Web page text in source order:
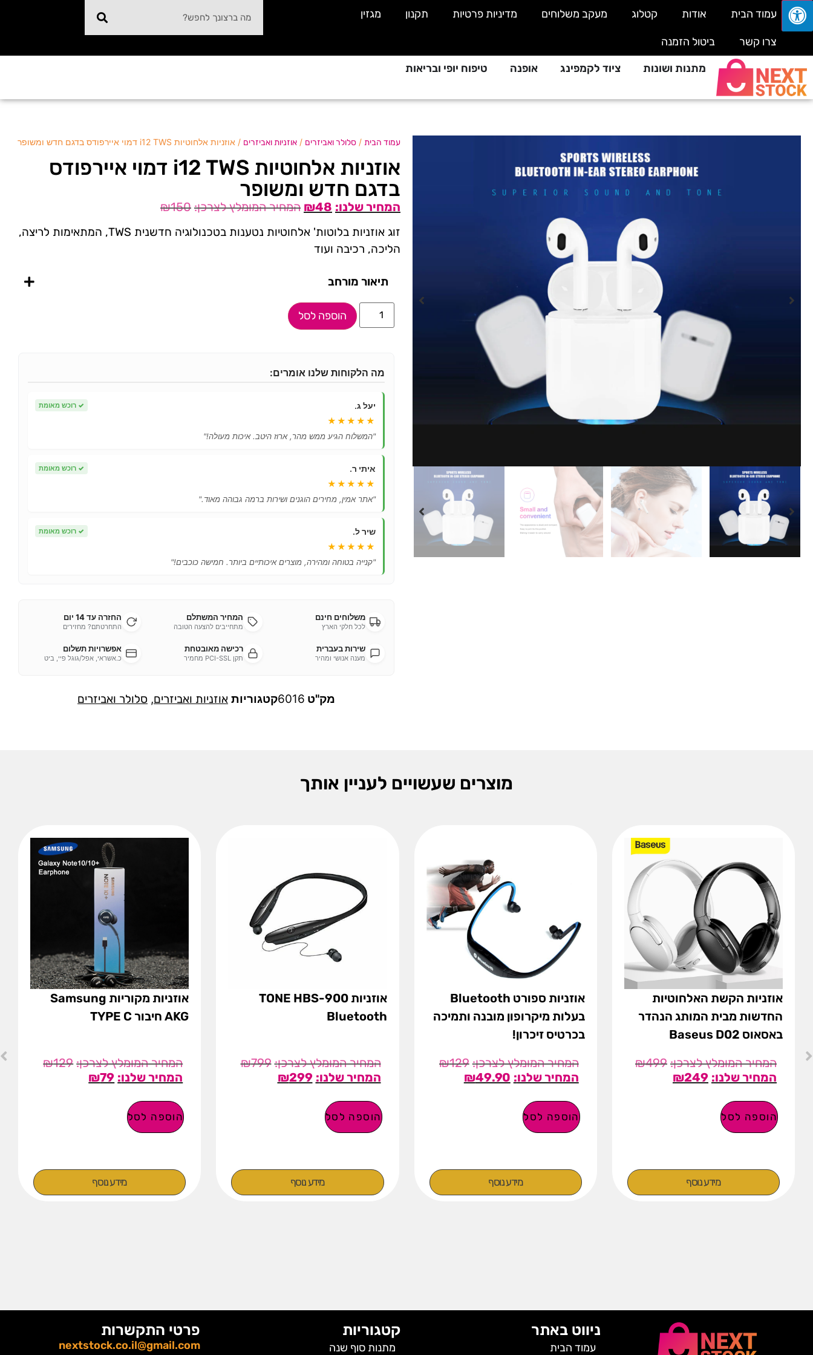
עמוד הבית אודות קטלוג מעקב משלוחים מדיניות פרטיות תקנון מגזין
צרו קשר
ביטול הזמנה
מתנות ושונות
ציוד לקמפינג אופנה טיפוח יופי ובריאות
עמוד הבית / סלולר ואביזרים / אוזניות ואביזרים / אוזניות אלחוטיות i12 TWS דמוי איירפודס בדגם חדש ומשופר
אוזניות אלחוטיות i12 TWS דמוי איירפודס
בדגם חדש ומשופר
₪150 ₪48
זוג אוזניות בלוטות' אלחוטיות נטענות בטכנולוגיה חדשנית TWS, המתאימות לריצה,
הליכה, רכיבה ועוד
תיאור מורחב
הוספה לסל
מה הלקוחות שלנו אומרים:
יעל ג. ✓ רוכש מאומת
★★★★★
"המשלוח הגיע ממש מהר, ארוז היטב. איכות מעולה!"
איתי ר. ✓ רוכש מאומת
★★★★★
"אתר אמין, מחירים הוגנים ושירות ברמה גבוהה מאוד."
שיר ל. ✓ רוכש מאומת
★★★★★
"קנייה בטוחה ומהירה, מוצרים איכותיים ביותר. חמישה כוכבים!"
משלוחים חינם
לכל חלקי הארץ
המחיר המשתלם
מתחייבים להצעה הטובה
החזרה עד 14 יום
התחרטתם? מחזירים
שירות בעברית
מענה אנושי ומהיר
רכישה מאובטחת
תקן PCI-SSL מחמיר
אפשרויות תשלום
כ.אשראי, אפל/גוגל פיי, ביט
מק"ט 6016קטגוריות אוזניות ואביזרים, סלולר ואביזרים
מוצרים שעשויים לעניין אותך
אוזניות הקשת האלחוטיות
החדשות מבית המותג הנהדר
באסאוס Baseus D02
₪499
₪249
הוספה לסל
מידע נוסף
אוזניות ספורט Bluetooth
בעלות מיקרופון מובנה ותמיכה
בכרטיס זיכרון!
₪129
₪49.90
הוספה לסל
מידע נוסף
אוזניות TONE HBS-900
Bluetooth
₪799
₪299
הוספה לסל
מידע נוסף
אוזניות מקוריות Samsung
AKG חיבור TYPE C
₪129
₪79
הוספה לסל
מידע נוסף
ניווט באתר
עמוד הבית
קטגוריות
מתנות סוף שנה
פרטי התקשרות
nextstock.co.il@gmail.com